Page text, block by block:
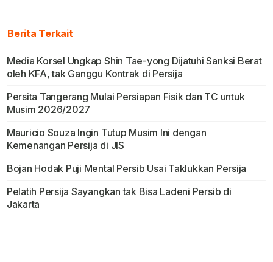
Berita Terkait
Media Korsel Ungkap Shin Tae-yong Dijatuhi Sanksi Berat
oleh KFA, tak Ganggu Kontrak di Persija
Persita Tangerang Mulai Persiapan Fisik dan TC untuk
Musim 2026/2027
Mauricio Souza Ingin Tutup Musim Ini dengan
Kemenangan Persija di JIS
Bojan Hodak Puji Mental Persib Usai Taklukkan Persija
Pelatih Persija Sayangkan tak Bisa Ladeni Persib di
Jakarta